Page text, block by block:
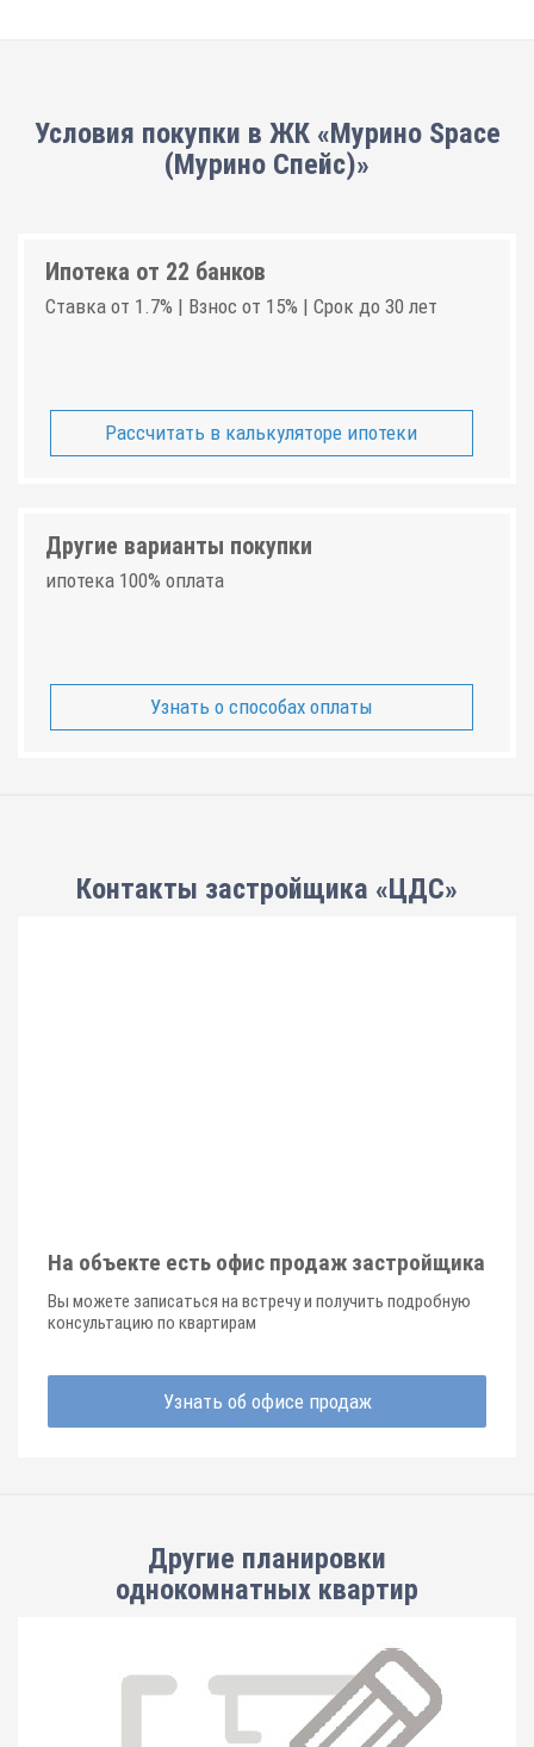
Условия покупки в ЖК «Мурино Space
(Мурино Спейс)»
Ипотека от 22 банков
Ставка от 1.7% | Взнос от 15% | Срок до 30 лет
Рассчитать в калькуляторе ипотеки
Другие варианты покупки
ипотека 100% оплата
Узнать о способах оплаты
Контакты застройщика «ЦДС»
На объекте есть офис продаж застройщика
Вы можете записаться на встречу и получить подробную
консультацию по квартирам
Узнать об офисе продаж
Другие планировки
однокомнатных квартир